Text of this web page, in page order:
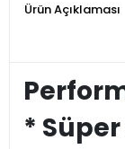
Ürün Açıklaması
*